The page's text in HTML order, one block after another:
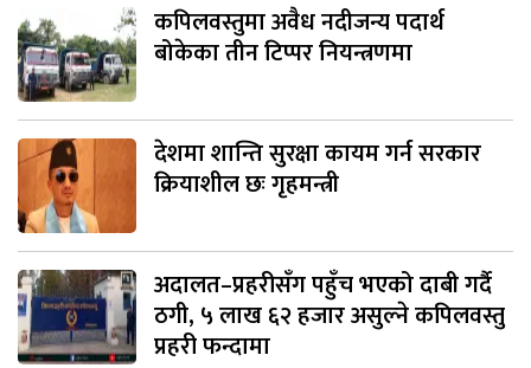
कपिलवस्तुमा अवैध नदीजन्य पदार्थ
बोकेका तीन टिप्पर नियन्त्रणमा
देशमा शान्ति सुरक्षा कायम गर्न सरकार
क्रियाशील छः गृहमन्त्री
अदालत–प्रहरीसँग पहुँच भएको दाबी गर्दै
ठगी, ५ लाख ६२ हजार असुल्ने कपिलवस्तु
प्रहरी फन्दामा